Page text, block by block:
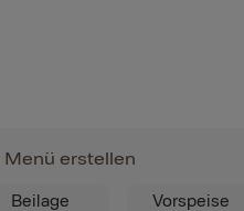
Menü erstellen
Beilage Vorspeise